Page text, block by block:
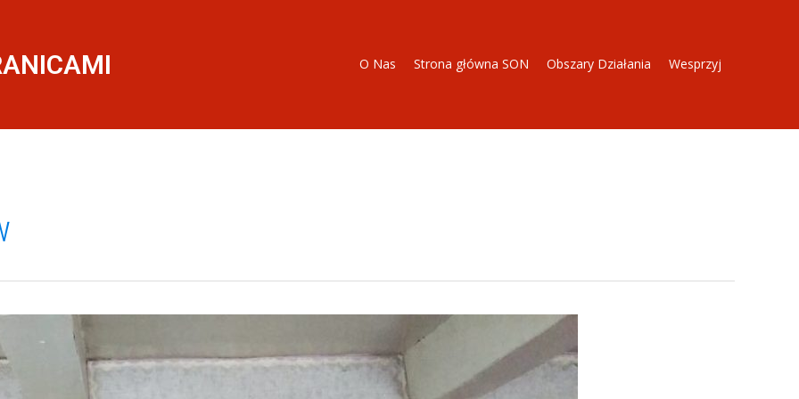
O Nas Strona główna SON Obszary Działania Wesprzyj